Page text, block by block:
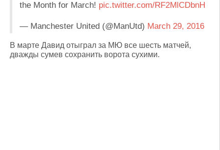
the Month for March! pic.twitter.com/RF2MlCDbnH
— Manchester United (@ManUtd) March 29, 2016
В марте Давид отыграл за МЮ все шесть матчей,
дважды сумев сохранить ворота сухими.